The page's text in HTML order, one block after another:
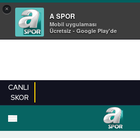
×
A SPOR
Mobil uygulaması
Ücretsiz - Google Play'de
CANLI
SKOR
FUTBOL